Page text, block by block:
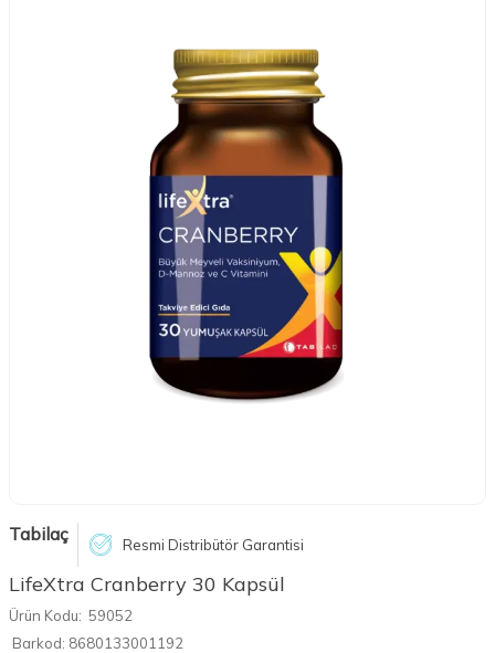
Tabilaç Resmi Distribütör Garantisi
LifeXtra Cranberry 30 Kapsül
Ürün Kodu: 59052
Barkod: 8680133001192